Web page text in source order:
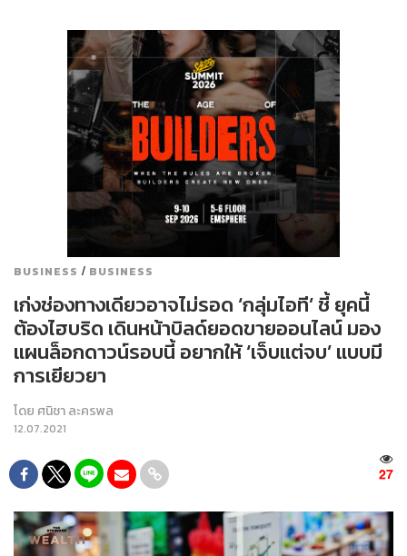
BUSINESS / BUSINESS
เก่งช่องทางเดียวอาจไม่รอด ‘กลุ่มไอที’ ชี้ ยุคนี้
ต้องไฮบริด เดินหน้าบิลด์ยอดขายออนไลน์ มอง
แผนล็อกดาวน์รอบนี้ อยากให้ ‘เจ็บแต่จบ’ แบบมี
การเยียวยา
โดย ศนิชา ละครพล
12.07.2021
27